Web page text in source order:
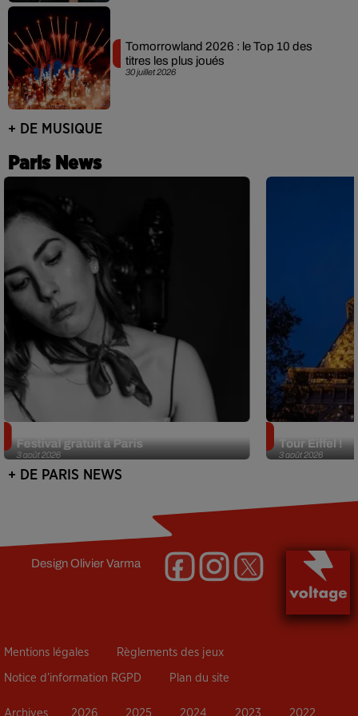
30 juillet 2026
Tomorrowland 2026 : le Top 10 des
titres les plus joués
+ DE MUSIQUE
Paris News
3 août 2026
Festival gratuit à Paris
3 août 2026
Tour Eiffel !
+ DE PARIS NEWS
DesignOlivier Varma
Mentions légales Règlements des jeux
Notice d’information RGPD Plan du site
Archives 2026 2025 2024 2023 2022